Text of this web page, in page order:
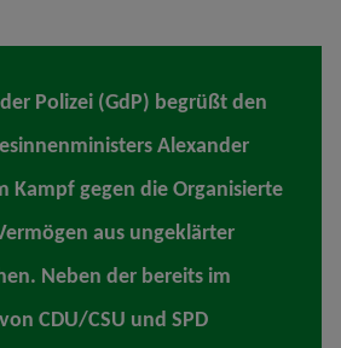
Polizei (GdP) begrüßt den
Alexander
Kampf gegen die Organisierte
aus ungeklärter
Neben der bereits im
CDU/CSU und SPD